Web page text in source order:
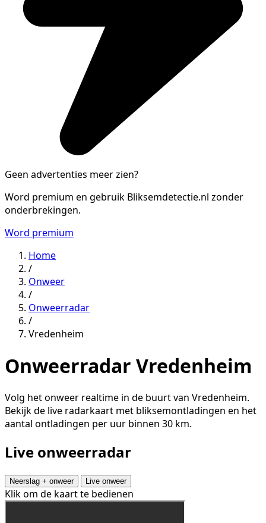
Geen advertenties meer zien?
Word premium en gebruik Bliksemdetectie.nl zonder
onderbrekingen.
Word premium
Home
/
Onweer
/
Onweerradar
/
Vredenheim
Onweerradar Vredenheim
Volg het onweer realtime in de buurt van Vredenheim.
Bekijk de live radarkaart met bliksemontladingen en het
aantal ontladingen per uur binnen 30 km.
Live onweerradar
Neerslag + onweer Live onweer
Klik om de kaart te bedienen